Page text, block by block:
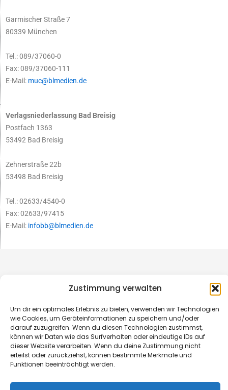
Zustimmung verwalten
Um dir ein optimales Erlebnis zu bieten, verwenden wir Technologien
wie Cookies, um Geräteinformationen zu speichern und/oder
darauf zuzugreifen. Wenn du diesen Technologien zustimmst,
können wir Daten wie das Surfverhalten oder eindeutige IDs auf
dieser Website verarbeiten. Wenn du deine Zustimmung nicht
erteilst oder zurückziehst, können bestimmte Merkmale und
Funktionen beeinträchtigt werden.
Garmischer Straße 7
80339 München
Tel.: 089/37060-0
Fax: 089/37060-111
E-Mail: muc@blmedien.de
Verlagsniederlassung Bad Breisig
Postfach 1363
53492 Bad Breisig
Zehnerstraße 22b
53498 Bad Breisig
Tel.: 02633/4540-0
Fax: 02633/97415
E-Mail: infobb@blmedien.de
© B&L MedienGesellschaft mbH & Co. KG